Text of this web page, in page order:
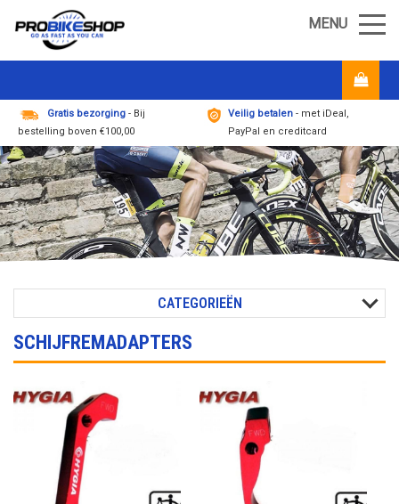
MENU
Gratis bezorging - Bij
bestelling boven €100,00
Veilig betalen - met iDeal,
PayPal en creditcard
CATEGORIEËN
SCHIJFREMADAPTERS